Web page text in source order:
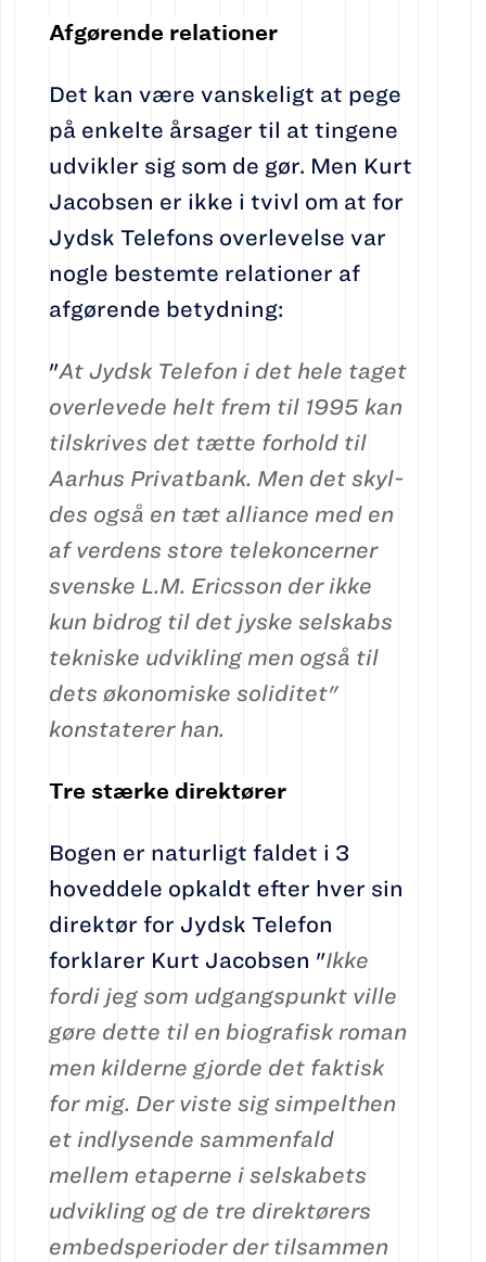
Afgørende relationer
Det kan være vanskeligt at pege
på enkelte årsager til at tingene
udvikler sig som de gør. Men Kurt
Jacobsen er ikke i tvivl om at for
Jydsk Telefons overlevelse var
nogle bestemte relationer af
afgørende betydning:
"At Jydsk Telefon i det hele taget
over­levede helt frem til 1995 kan
til­skri­ves det tætte for­hold til
Aarhus Pri­vat­bank. Men det skyl­
des også en tæt al­liance med en
af verdens store te­le­koncerner
svenske L.M. Erics­son der ikke
kun bidrog til det jyske sel­skabs
tekniske ud­vikling men og­så til
dets økonomiske soliditet"
konstaterer han.
Tre stærke direktører
Bogen er naturligt faldet i 3
hoveddele opkaldt efter hver sin
direktør for Jydsk Telefon
forklarer Kurt Jacobsen "Ikke
fordi jeg som udgangspunkt ville
gøre dette til en biografisk roman
men kilderne gjorde det faktisk
for mig. Der viste sig simpelthen
et indlysende sammenfald
mellem etaperne i selskabets
udvikling og de tre direktørers
embedsperioder der tilsammen